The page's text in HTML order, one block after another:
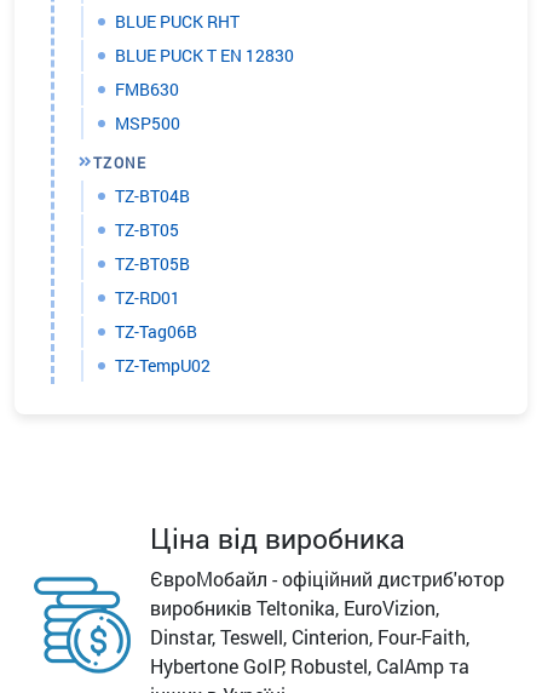
BLUE PUCK RHT
BLUE PUCK T EN 12830
FMB630
MSP500
TZONE
TZ-BT04B
TZ-BT05
TZ-BT05B
TZ-RD01
TZ-Tag06B
TZ-TempU02
Ціна від виробника
ЄвроМобайл - офіційний дистриб'ютор
виробників Teltonika, EuroVizion,
Dinstar, Teswell, Cinterion, Four-Faith,
Hybertone GoIP, Robustel, CalAmp та